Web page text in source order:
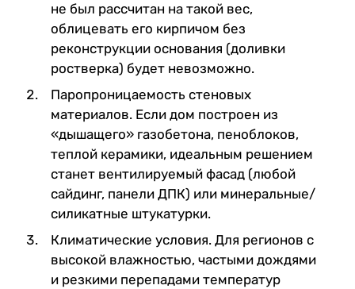
не был рассчитан на такой вес,
облицевать его кирпичом без
реконструкции основания (доливки
ростверка) будет невозможно.
Паропроницаемость стеновых
материалов. Если дом построен из
«дышащего» газобетона, пеноблоков,
теплой керамики, идеальным решением
станет вентилируемый фасад (любой
сайдинг, панели ДПК) или минеральные/
силикатные штукатурки.
Климатические условия. Для регионов с
высокой влажностью, частыми дождями
и резкими перепадами температур